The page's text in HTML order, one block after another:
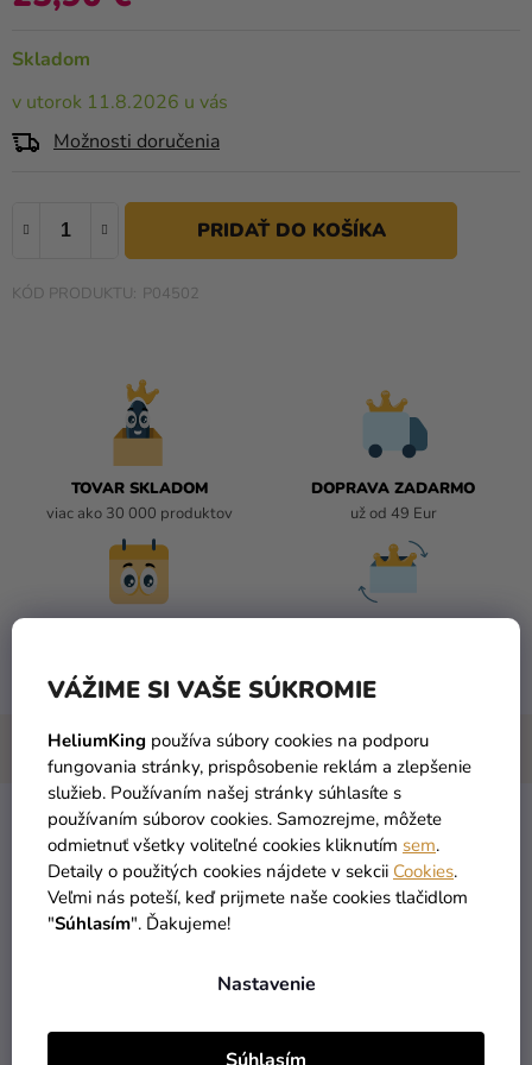
VÁŽIME SI VAŠE SÚKROMIE
HeliumKing používa súbory cookies na podporu
fungovania stránky, prispôsobenie reklám a zlepšenie
služieb. Používaním našej stránky súhlasíte s
používaním súborov cookies. Samozrejme, môžete
odmietnuť všetky voliteľné cookies kliknutím sem.
Detaily o použitých cookies nájdete v sekcii Cookies.
Veľmi nás poteší, keď prijmete naše cookies tlačidlom
"Súhlasím". Ďakujeme!
Nastavenie
a merch
Sviatky
Kreatívne
potreby
produkty
Výpredaj
Kontakt
0,0
5
hviezdičiek.
Skladom
v utorok 11.8.2026 u vás
Možnosti doručenia
P04502
TOVAR SKLADOM
viac ako 30 000 produktov
DOPRAVA ZADARMO
už od 49 Eur
Originálna aluxusná forma na bábovkuz liateho hliníka
vám pomôže vytvoriť elegantnú a chutnú bábovkuna každú
príležitosť. Bábovka je ideálna počas všedných raňajok ale
očarí aj ako netradičnýnarodeninový dezert.
K vymazaniu formy použite maslo, stužený tuk alebo
určený na vymazávanie foriem.